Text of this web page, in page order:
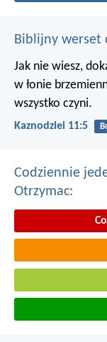
Biblijny werset
Jak nie wiesz,
w łonie
wszystko czyni.
Kaznodziei 11:5
Codziennie
Otrzymac: